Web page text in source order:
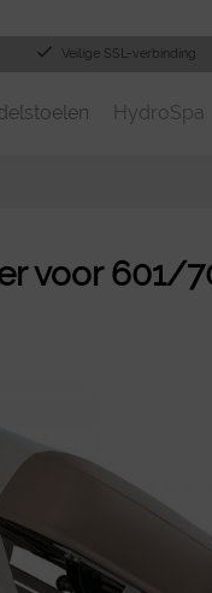
Veilige SSL-verbinding
HydroSpa
voor 601/